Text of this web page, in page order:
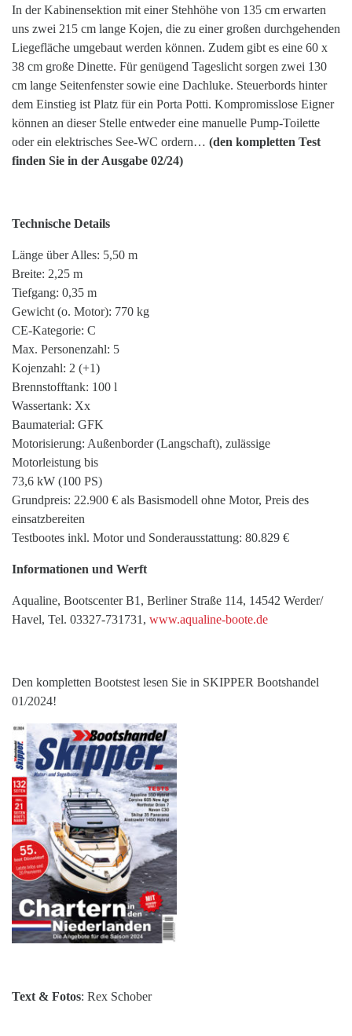
In der Kabinensektion mit einer Stehhöhe von 135 cm erwarten
uns zwei 215 cm lange Kojen, die zu einer großen durchgehenden
Liegefläche umgebaut werden können. Zudem gibt es eine 60 x
38 cm große Dinette. Für genügend Tageslicht sorgen zwei 130
cm lange Seitenfenster sowie eine Dachluke. Steuerbords hinter
dem Einstieg ist Platz für ein Porta Potti. Kompromisslose Eigner
können an dieser Stelle entweder eine manuelle Pump-Toilette
oder ein elektrisches See-WC ordern… (den kompletten Test
finden Sie in der Ausgabe 02/24)
Technische Details
Länge über Alles: 5,50 m
Breite: 2,25 m
Tiefgang: 0,35 m
Gewicht (o. Motor): 770 kg
CE-Kategorie: C
Max. Personenzahl: 5
Kojenzahl: 2 (+1)
Brennstofftank: 100 l
Wassertank: Xx
Baumaterial: GFK
Motorisierung: Außenborder (Langschaft), zulässige
Motorleistung bis
73,6 kW (100 PS)
Grundpreis: 22.900 € als Basismodell ohne Motor, Preis des
einsatzbereiten
Testbootes inkl. Motor und Sonderausstattung: 80.829 €
Informationen und Werft
Aqualine, Bootscenter B1, Berliner Straße 114, 14542 Werder/
Havel, Tel. 03327-731731, www.aqualine-boote.de
Den kompletten Bootstest lesen Sie in SKIPPER Bootshandel
01/2024!
Text & Fotos: Rex Schober